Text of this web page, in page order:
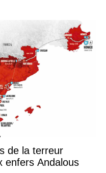
de la terreur
enfers Andalous